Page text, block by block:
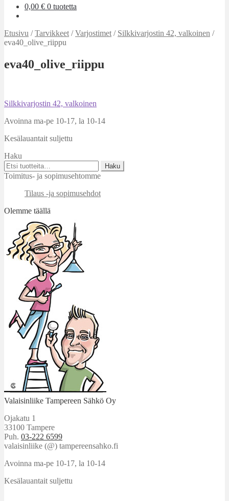
0,00 € 0 tuotetta
Etusivu /Tarvikkeet /Varjostimet / Silkkivarjostin 42, valkoinen /
eva40_olive_riippu
eva40_olive_riippu
Artikkelien
selaus
Edellinen
Silkkivarjostin 42, valkoinen
Avoinna ma-pe 10-17, la 10-14
Kesälauantait suljettu
Haku
Etsi:
Haku
Toimitus- ja sopimusehtomme
Tilaus -ja sopimusehdot
Olemme täällä
Valaisinliike Tampereen Sähkö Oy
Ojakatu 1
33100 Tampere
Puh. 03-222 6599
valaisinliike (@) tampereensahko.fi
Avoinna ma-pe 10-17, la 10-14
Kesälauantait suljettu